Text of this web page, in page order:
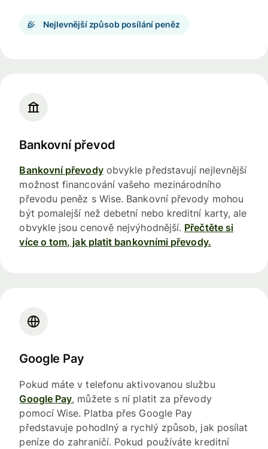
Nejlevnější způsob posílání peněz
Bankovní převod
Bankovní převodyobvykle představují nejlevnější
možnost financování vašeho mezinárodního
převodu peněz s Wise. Bankovní převody mohou
být pomalejší než debetní nebo kreditní karty, ale
obvykle jsou cenově nejvýhodnější. Přečtěte si
více o tom, jak platit bankovními převody.
Google Pay
Pokud máte v telefonu aktivovanou službu
Google Pay, můžete s ní platit za převody
pomocí Wise. Platba přes Google Pay
představuje pohodlný a rychlý způsob, jak posílat
peníze do zahraničí. Pokud používáte kreditní